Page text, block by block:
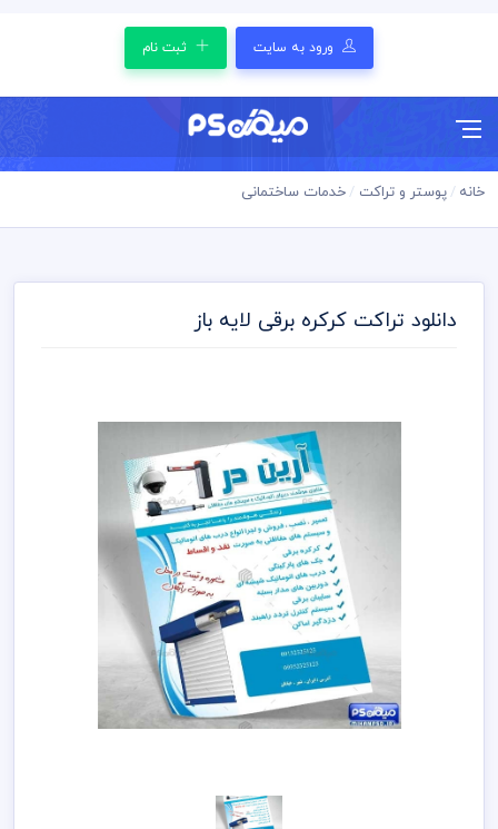
ورود به سایت ثبت نام
خانه پوستر و تراکت خدمات ساختمانی
دانلود تراکت کرکره برقی لایه باز